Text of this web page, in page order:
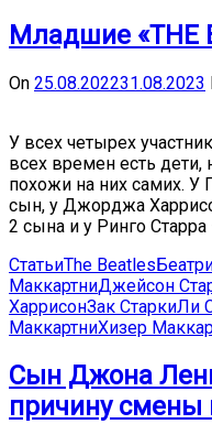
Младшие «THE
On 25.08.202231.08.2023
У всех четырех
всех времен есть
похожи на них самих. У
сын, у Джорджа
2 сына и у Ринго
СтатьиThe Beatles
МаккартниДжейсон
ХаррисонЗак СтаркиЛи
МаккартниХизер
Сын Джона
причину смены